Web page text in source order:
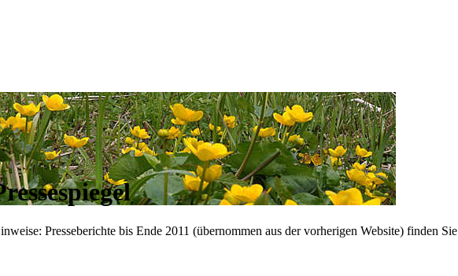
Presseberichte bis Ende 2011 (übernommen aus der vorherigen Website) finden Sie